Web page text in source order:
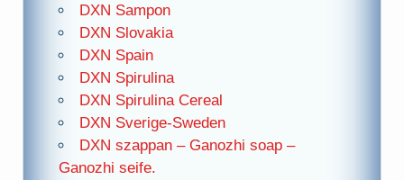
DXN Sampon
DXN Slovakia
DXN Spain
DXN Spirulina
DXN Spirulina Cereal
DXN Sverige-Sweden
DXN szappan – Ganozhi soap –
Ganozhi seife.